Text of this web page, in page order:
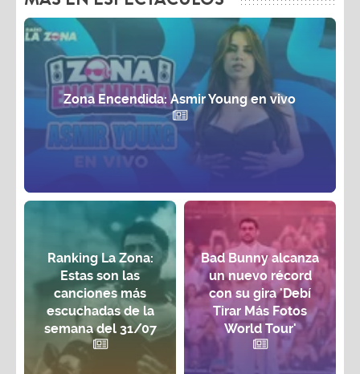
Zona Encendida: Asmir Young en vivo
Ranking La Zona:
Estas son las
canciones más
escuchadas de la
semana del 31/07
Bad Bunny alcanza
un nuevo récord
con su gira 'Debí
Tirar Más Fotos
World Tour'